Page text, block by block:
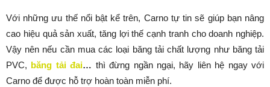
Với những ưu thế nổi bật kể trên, Carno tự tin sẽ giúp bạn nâng
cao hiệu quả sản xuất, tăng lợi thế cạnh tranh cho doanh nghiệp.
Vậy nên nếu cần mua các loại băng tải chất lượng như băng tải
PVC, băng tải đai… thì đừng ngần ngại, hãy liên hệ ngay với
Carno để được hỗ trợ hoàn toàn miễn phí.